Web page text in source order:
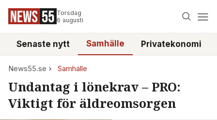
Torsdag
6 augusti
Senaste nytt Samhälle Privatekonomi
News55.se Samhälle
Undantag i lönekrav – PRO:
Viktigt för äldreomsorgen